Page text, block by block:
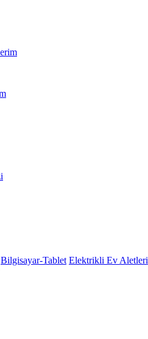
Bilgisayar-Tablet Elektrikli Ev Aletleri